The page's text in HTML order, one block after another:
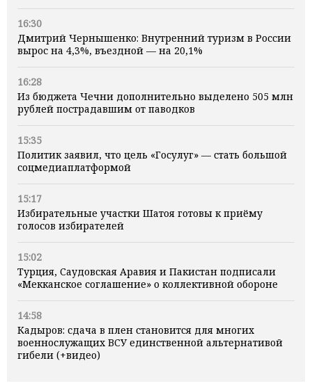
16:30
Дмитрий Чернышенко: Внутренний туризм в России
вырос на 4,3%, въездной — на 20,1%
16:28
Из бюджета Чечни дополнительно выделено 505 млн
рублей пострадавшим от паводков
15:35
Политик заявил, что цель «Госулуг» — стать большой
соцмедиаплатформой
15:17
Избирательные участки Шатоя готовы к приёму
голосов избирателей
15:02
Турция, Саудовская Аравия и Пакистан подписали
«Мекканское соглашение» о коллективной обороне
14:58
Кадыров: сдача в плен становится для многих
военнослужащих ВСУ единственной альтернативой
гибели (+видео)